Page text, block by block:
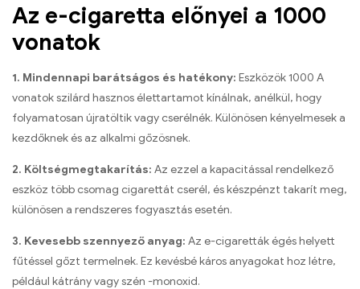
Az e-cigaretta előnyei a 1000
vonatok
1. Mindennapi barátságos és hatékony: Eszközök 1000 A
vonatok szilárd hasznos élettartamot kínálnak, anélkül, hogy
folyamatosan újratöltik vagy cserélnék. Különösen kényelmesek a
kezdőknek és az alkalmi gőzösnek.
2. Költségmegtakarítás: Az ezzel a kapacitással rendelkező
eszköz több csomag cigarettát cserél, és készpénzt takarít meg,
különösen a rendszeres fogyasztás esetén.
3. Kevesebb szennyező anyag: Az e-cigaretták égés helyett
fűtéssel gőzt termelnek. Ez kevésbé káros anyagokat hoz létre,
például kátrány vagy szén -monoxid.